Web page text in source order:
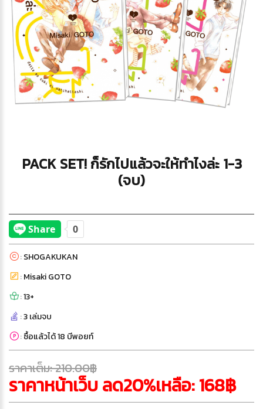
PACK SET! ก็รักไปแล้วจะให้ทำไงล่ะ 1-3
(จบ)
:SHOGAKUKAN
:Misaki GOTO
:13+
:3 เล่มจบ
:ซื้อแล้วได้ 18 บีพอยท์
ราคาเต็ม: 210.00฿
ราคาหน้าเว็บ ลด20%เหลือ: 168฿